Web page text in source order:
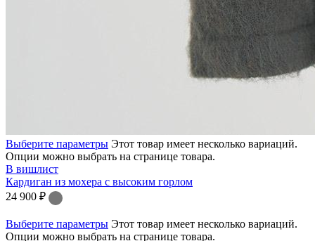
Выберите параметры Этот товар имеет несколько вариаций.
Опции можно выбрать на странице товара.
В вишлист
Кардиган из мохера с высоким горлом
24 900 ₽
Выберите параметры Этот товар имеет несколько вариаций.
Опции можно выбрать на странице товара.